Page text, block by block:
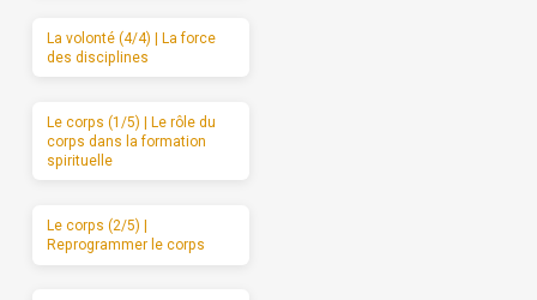
La volonté (4/4) | La force
des disciplines
Le corps (1/5) | Le rôle du
corps dans la formation
spirituelle
Le corps (2/5) |
Reprogrammer le corps